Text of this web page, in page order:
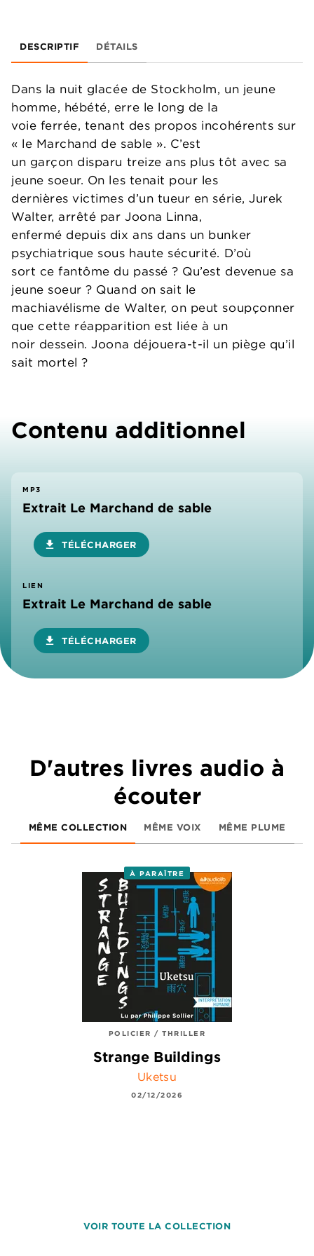
DESCRIPTIF DÉTAILS
Dans la nuit glacée de Stockholm, un jeune
homme, hébété, erre le long de la
voie ferrée, tenant des propos incohérents sur
« le Marchand de sable ». C’est
un garçon disparu treize ans plus tôt avec sa
jeune soeur. On les tenait pour les
dernières victimes d’un tueur en série, Jurek
Walter, arrêté par Joona Linna,
enfermé depuis dix ans dans un bunker
psychiatrique sous haute sécurité. D’où
sort ce fantôme du passé ? Qu’est devenue sa
jeune soeur ? Quand on sait le
machiavélisme de Walter, on peut soupçonner
que cette réapparition est liée à un
noir dessein. Joona déjouera-t-il un piège qu’il
sait mortel ?
Contenu additionnel
MP3
Extrait Le Marchand de sable
download TÉLÉCHARGER
LIEN
Extrait Le Marchand de sable
download TÉLÉCHARGER
D'autres livres audio à
écouter
MÊME COLLECTION MÊME VOIX MÊME PLUME
À PARAÎTRE
POLICIER / THRILLER
Strange Buildings
Uketsu
02/12/2026
VOIR TOUTE LA COLLECTION